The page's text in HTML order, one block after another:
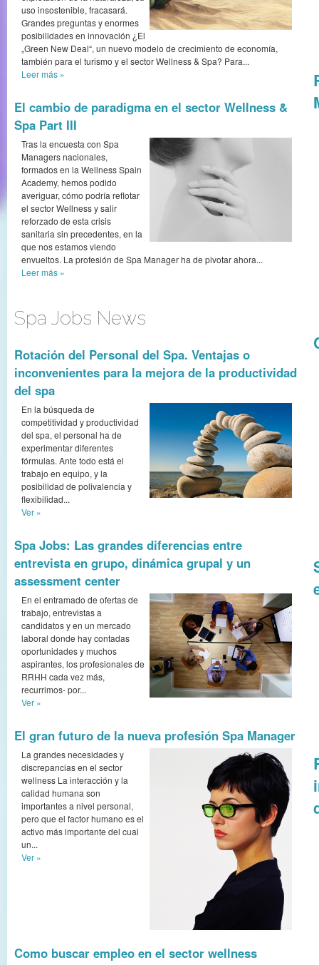
uso insostenible, fracasará.
Grandes preguntas y enormes
posibilidades en innovación ¿El
„Green New Deal“, un nuevo modelo de crecimiento de economía,
también para el turismo y el sector Wellness & Spa? Para...
Leer más »
El cambio de paradigma en el sector Wellness &
Spa Part III
Tras la encuesta con Spa
Managers nacionales,
formados en la Wellness Spain
Academy, hemos podido
averiguar, cómo podría reflotar
el sector Wellness y salir
reforzado de esta crisis
sanitaria sin precedentes, en la
que nos estamos viendo
envueltos. La profesión de Spa Manager ha de pivotar ahora...
Leer más »
Spa Jobs News
Rotación del Personal del Spa. Ventajas o
inconvenientes para la mejora de la productividad
del spa
En la búsqueda de
competitividad y productividad
del spa, el personal ha de
experimentar diferentes
fórmulas. Ante todo está el
trabajo en equipo, y la
posibilidad de polivalencia y
flexibilidad...
Ver »
Spa Jobs: Las grandes diferencias entre
entrevista en grupo, dinámica grupal y un
assessment center
En el entramado de ofertas de
trabajo, entrevistas a
candidatos y en un mercado
laboral donde hay contadas
oportunidades y muchos
aspirantes, los profesionales de
RRHH cada vez más,
recurrimos- por...
Ver »
El gran futuro de la nueva profesión Spa Manager
La grandes necesidades y
discrepancias en el sector
wellness La interacción y la
calidad humana son
importantes a nivel personal,
pero que el factor humano es el
activo más importante del cual
un...
Ver »
Como buscar empleo en el sector wellness